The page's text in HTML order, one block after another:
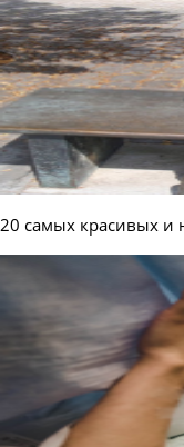
20 самых красивых